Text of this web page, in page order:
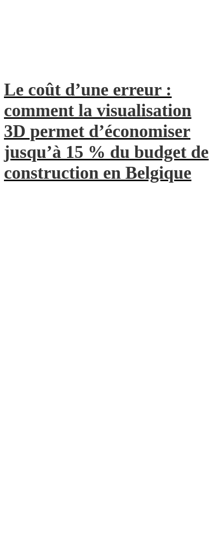
Le coût d’une erreur :
comment la visualisation
3D permet d’économiser
jusqu’à 15 % du budget de
construction en Belgique